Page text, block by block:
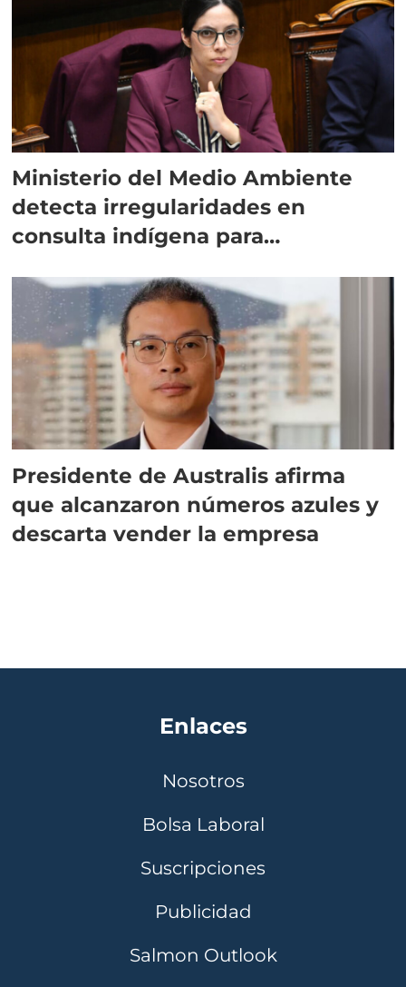
Ministerio del Medio Ambiente
detecta irregularidades en
consulta indígena para
Presidente de Australis afirma
que alcanzaron números azules y
descarta vender la empresa
Enlaces
Nosotros
Bolsa Laboral
Suscripciones
Publicidad
Salmon Outlook